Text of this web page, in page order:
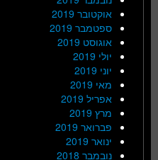
אוקטובר 2019
ספטמבר 2019
אוגוסט 2019
יולי 2019
יוני 2019
מאי 2019
אפריל 2019
מרץ 2019
פברואר 2019
ינואר 2019
נובמבר 2018